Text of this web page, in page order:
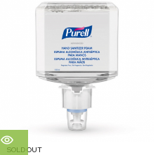
SOLD OUT